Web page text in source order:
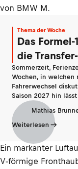
von BMW M.
Thema der Woche
Das
die
Sommerzeit,
Wochen, in welchen
Fahrerwechsel
Saison 2027 hin
Mathias
Weiterlesen
Ein markanter
V‑förmige